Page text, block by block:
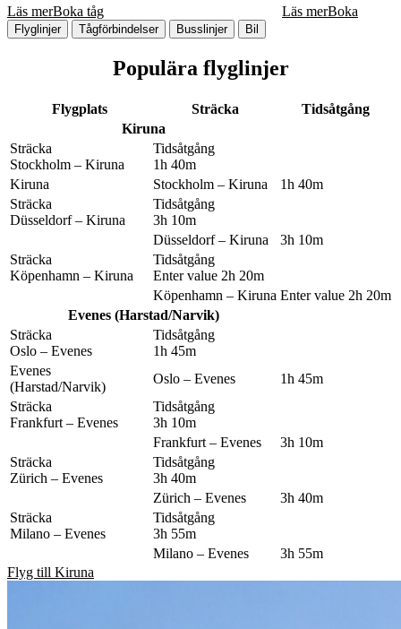
Läs merBoka tåg
Läs merBoka
Flyglinjer Tågförbindelser Busslinjer Bil
Populära flyglinjer
Flygplats Sträcka
Tidsåtgång
Kiruna
Sträcka
Stockholm – Kiruna
Tidsåtgång
1h 40m
Kiruna
Stockholm – Kiruna
1h 40m
Sträcka
Düsseldorf – Kiruna
Tidsåtgång
3h 10m
Düsseldorf – Kiruna
3h 10m
Sträcka
Köpenhamn – Kiruna
Tidsåtgång
Enter value 2h 20m
Köpenhamn – Kiruna Enter value 2h 20m
Evenes (Harstad/Narvik)
Sträcka
Oslo – Evenes
Tidsåtgång
1h 45m
Evenes
(Harstad/Narvik)
Oslo – Evenes
1h 45m
Sträcka
Frankfurt – Evenes
Tidsåtgång
3h 10m
Frankfurt – Evenes
3h 10m
Sträcka
Zürich – Evenes
Tidsåtgång
3h 40m
Zürich – Evenes
3h 40m
Sträcka
Milano – Evenes
Tidsåtgång
3h 55m
Milano – Evenes
3h 55m
Flyg till Kiruna